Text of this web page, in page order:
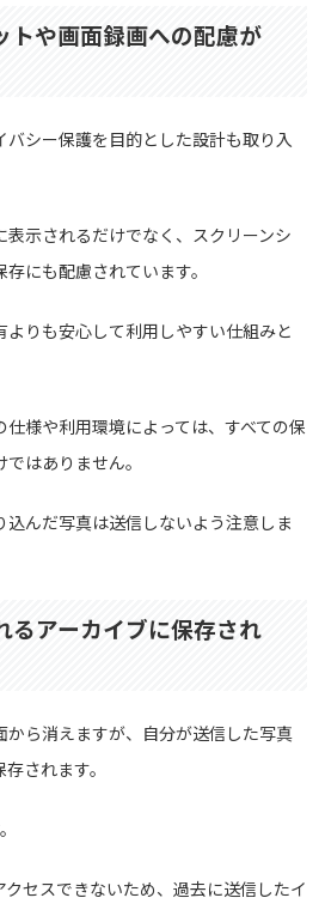
トや画面録画への配慮が
シー保護を目的とした設計も取り入
示されるだけでなく、スクリーンシ
にも配慮されています。
りも安心して利用しやすい仕組みと
様や利用環境によっては、すべての保
はありません。
んだ写真は送信しないよう注意しま
るアーカイブに保存され
から消えますが、自分が送信した写真
されます。
セスできないため、過去に送信したイ